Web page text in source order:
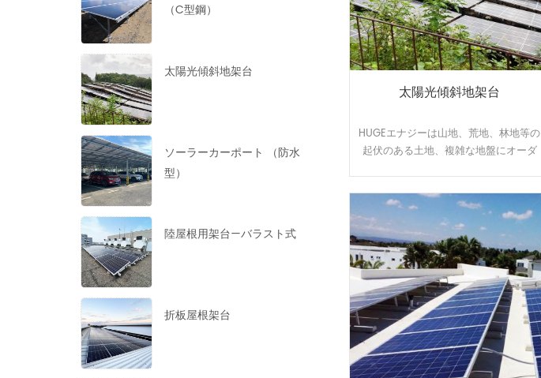
（C型鋼）
太陽光傾斜地架台
ソーラーカーポート （防水
型）
陸屋根用架台—バラスト式
折板屋根架台
太陽光傾斜地架台
HUGEエナジーは山地、荒地、林地等の
起伏のある土地、複雑な地盤にオーダ
した回転金具はいろいろな土地傾斜問
題を解決できます。